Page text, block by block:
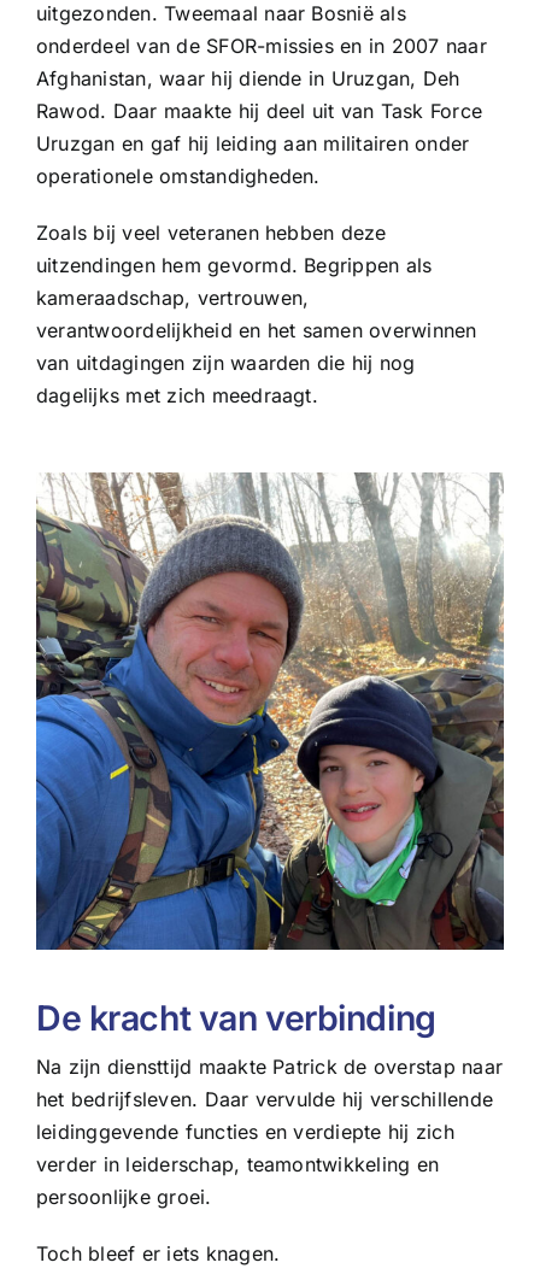
uitgezonden. Tweemaal naar Bosnië als
onderdeel van de SFOR-missies en in 2007 naar
Afghanistan, waar hij diende in Uruzgan, Deh
Rawod. Daar maakte hij deel uit van Task Force
Uruzgan en gaf hij leiding aan militairen onder
operationele omstandigheden.
Zoals bij veel veteranen hebben deze
uitzendingen hem gevormd. Begrippen als
kameraadschap, vertrouwen,
verantwoordelijkheid en het samen overwinnen
van uitdagingen zijn waarden die hij nog
dagelijks met zich meedraagt.
De kracht van verbinding
Na zijn diensttijd maakte Patrick de overstap naar
het bedrijfsleven. Daar vervulde hij verschillende
leidinggevende functies en verdiepte hij zich
verder in leiderschap, teamontwikkeling en
persoonlijke groei.
Toch bleef er iets knagen.